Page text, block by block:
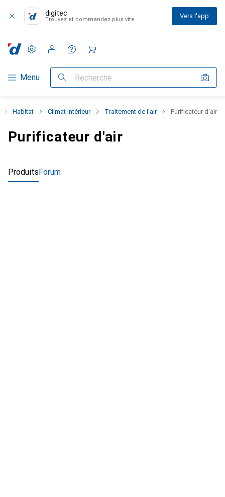
digitec
Trouvez et commandez plus vite Vers l'app
Navigation par catégorie
Menu Recherche
Paramètres
Compte client
Listes de comparaison
Listes d'envies
Panier
Habitat Climat intérieur Traitement de l'air Purificateur d'air
Purificateur d'air
ProduitsForum